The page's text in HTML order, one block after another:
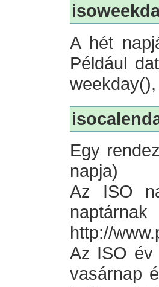
A hét
Például
Egy
napja)
Az ISO
http://
Az ISO év
vasárnap